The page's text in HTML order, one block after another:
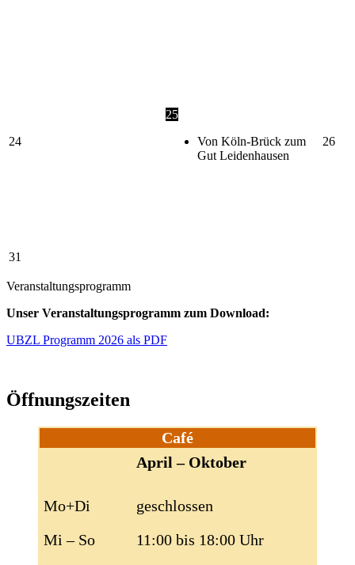
24
25
Von Köln-Brück zum
Gut Leidenhausen
26
31
Veranstaltungsprogramm
Unser Veranstaltungsprogramm zum Download:
UBZL Programm 2026 als PDF
Öffnungszeiten
Café
April – Oktober
Mo+Di
Mi – So
geschlossen
11:00 bis 18:00 Uhr